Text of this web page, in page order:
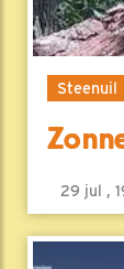
Steenuil
29 jul ,